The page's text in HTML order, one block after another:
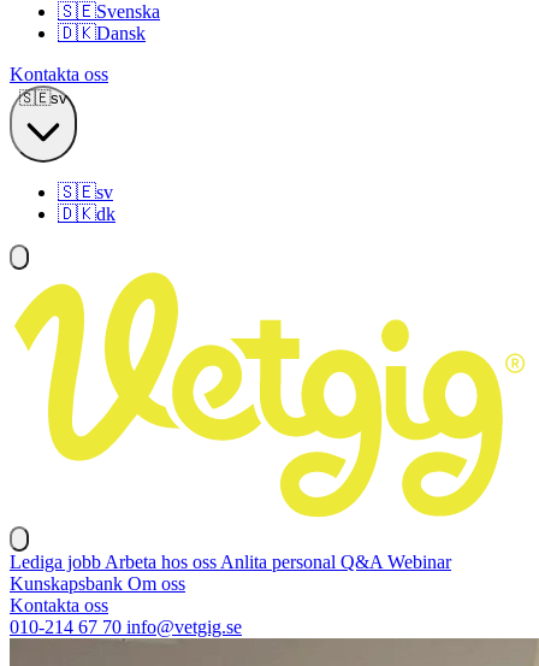
🇸🇪Svenska
🇩🇰Dansk
Kontakta oss
🇸🇪sv
🇸🇪sv
🇩🇰dk
Lediga jobb Arbeta hos oss Anlita personal Q&A Webinar
Kunskapsbank Om oss
Kontakta oss
010-214 67 70 info@vetgig.se